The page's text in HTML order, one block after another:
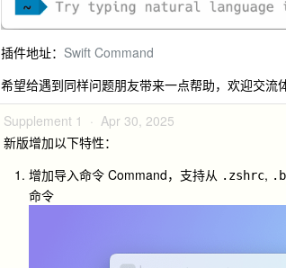
插件地址： Swift Command
希望给遇到同样问题朋友带来一点帮助，欢迎交流
Supplement 1 · Apr 30, 2025
新版增加以下特性：
增加导入命令 Command，支持从 .zshrc,
命令